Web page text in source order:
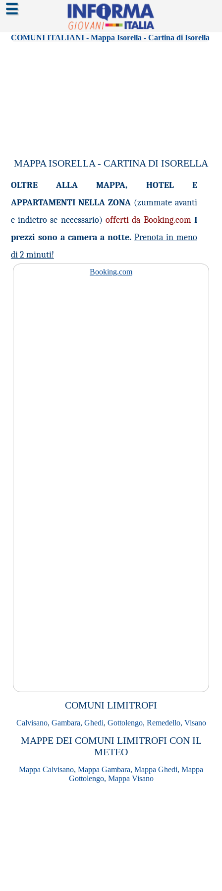
☰
COMUNI ITALIANI - Mappa Isorella - Cartina di Isorella
MAPPA ISORELLA - CARTINA DI ISORELLA
OLTRE ALLA MAPPA, HOTEL E
APPARTAMENTI NELLA ZONA (zummate avanti
e indietro se necessario) offerti da Booking.comI
prezzi sono a camera a notte. Prenota in meno
di 2 minuti!
Booking.com
COMUNI LIMITROFI
Calvisano, Gambara, Ghedi, Gottolengo, Remedello, Visano
MAPPE DEI COMUNI LIMITROFI CON IL
METEO
Mappa Calvisano, Mappa Gambara, Mappa Ghedi, Mappa
Gottolengo, Mappa Visano